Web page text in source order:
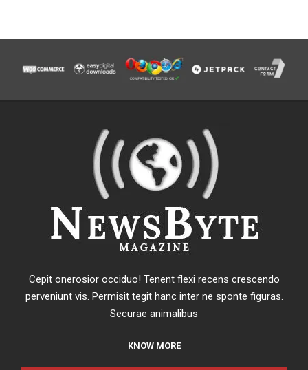
Cepit onerosior occiduo! Tenent flexi recens crescendo
perveniunt vis. Permisit tegit hanc inter ne sponte figuras.
Securae animalibus
KNOW MORE